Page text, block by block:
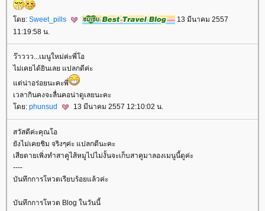
ดย: Sweet_pills
13 มีนาคม 2557
11:19:58 น.
ว๊าววว...เมนูใหม่ค่ะพี่โอ
ไม่เคยได้ยินเลย แปลกดีค่ะ
ต่น่าอร่อยนะคะพี่
เวลากินคงจะลื่นคอน่าดูเลยนะคะ
ดย: phunsud 13 มีนาคม 2557 12:10:02 น.
สวัสดีค่ะคุณโอ
ังไม่เคยชิม จริงๆค่ะ แปลกดีนะคะ
เสียดายเพิ่งทำสาคูไส้หมูไปไม่งั้นจะเก็บสาคูมาลองเมนูนี้ดูค่ะ
----
บันทึกการโหวตเรียบร้อยแล้วค่ะ
บันทึกการโหวต Blog ในวันนี้